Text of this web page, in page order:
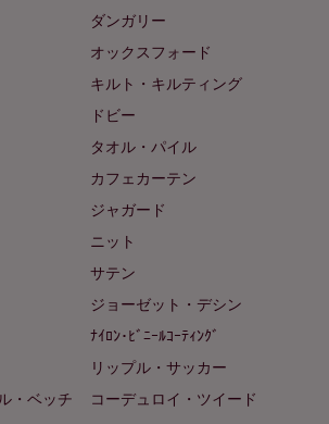
ダンガリー
オックスフォード
キルト・キルティング
ドビー
タオル・パイル
カフェカーテン
ジャガード
ニット
サテン
ジョーゼット・デシン
ﾅｲﾛﾝ･ﾋﾞﾆｰﾙｺｰﾃｨﾝｸﾞ
リップル・サッカー
・ベッチ
コーデュロイ・ツイード